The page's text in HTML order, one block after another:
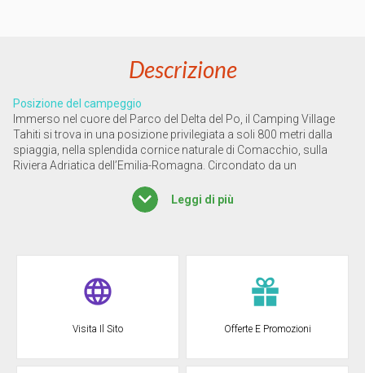
Descrizione
Posizione del campeggio
Immerso nel cuore del Parco del Delta del Po, il Camping Village
Tahiti si trova in una posizione privilegiata a soli 800 metri dalla
spiaggia, nella splendida cornice naturale di Comacchio, sulla
Riviera Adriatica dell’Emilia-Romagna. Circondato da un
campeggio offre agli ospiti la possibilità di esplorare le meraviglie
naturali e storiche della zona. A breve distanza si trovano le città
escursioni. Comacchio, con il suo centro storico pittoresco e i
suggestivi canali, regala un’atmosfera unica, mentre i vicini Lidi di
Comacchio invitano a giornate di relax tra spiagge ampie, pinete e
Sistemazioni
abitative, pensate per ogni esigenza, immerse nel verde e
Leggi di più
Visita Il Sito Offerte E Promozioni